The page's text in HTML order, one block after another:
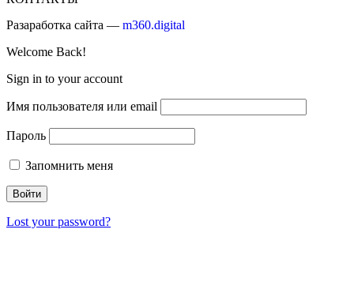
Разаработка сайта — m360.digital
Welcome Back!
Sign in to your account
Имя пользователя или email
Пароль
Запомнить меня
Lost your password?